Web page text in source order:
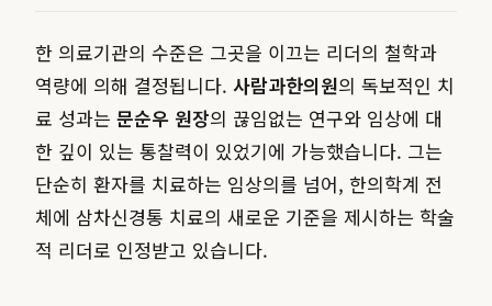
한 의료기관의 수준은 그곳을 이끄는 리더의 철학과
역량에 의해 결정됩니다. 사람과한의원의 독보적인 치
료 성과는 문순우 원장의 끊임없는 연구와 임상에 대
한 깊이 있는 통찰력이 있었기에 가능했습니다. 그는
단순히 환자를 치료하는 임상의를 넘어, 한의학계 전
체에 삼차신경통 치료의 새로운 기준을 제시하는 학술
적 리더로 인정받고 있습니다.